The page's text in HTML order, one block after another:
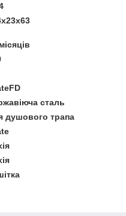
сталь
душового трапа